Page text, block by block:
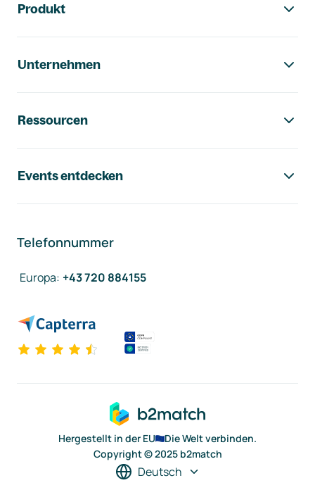
Produkt
Unternehmen
Ressourcen
Events entdecken
Telefonnummer
Europa: +43 720 884155
Hergestellt in der EU
Die Welt verbinden.
Copyright © 2025 b2match
Deutsch